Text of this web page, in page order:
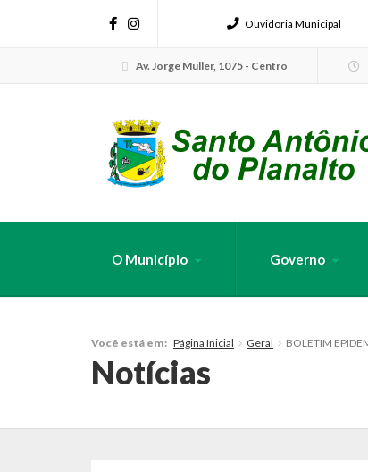
Ouvidoria Municipal
Av. Jorge Muller, 1075 - Centro
O Município Governo
Você está em: Página Inicial Geral BOLETIM
Notícias